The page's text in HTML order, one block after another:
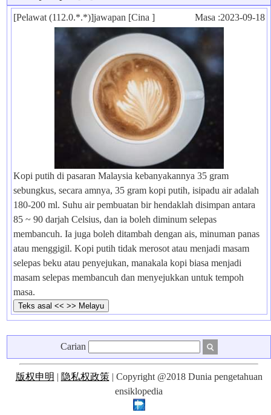
[Pelawat (112.0.*.*)]jawapan [Cina ] Masa :2023-09-18
Kopi putih di pasaran Malaysia kebanyakannya 35 gram
sebungkus, secara amnya, 35 gram kopi putih, isipadu air adalah
180-200 ml. Suhu air pembuatan bir hendaklah disimpan antara
85 ~ 90 darjah Celsius, dan ia boleh diminum selepas
membancuh. Ia juga boleh ditambah dengan ais, minuman panas
atau menggigil. Kopi putih tidak merosot atau menjadi masam
selepas beku atau penyejukan, manakala kopi biasa menjadi
masam selepas membancuh dan menyejukkan untuk tempoh
masa.
Carian
版权申明 | 隐私权政策| Copyright @2018 Dunia pengetahuan
ensiklopedia